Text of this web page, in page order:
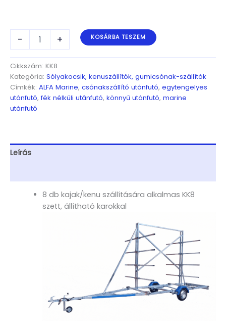
-
8-
as
szállító
szett
ALFA
karokkal
mennyiség
+ KOSÁRBA TESZEM
Cikkszám: KK8
Kategória: Sólyakocsik, kenuszállítók, gumicsónak-szállítók
Címkék: ALFA Marine, csónakszállító utánfutó, egytengelyes
utánfutó,fék nélküli utánfutó, könnyű utánfutó, marine
utánfutó
Leírás
8 db kajak/kenu szállítására alkalmas KK8
szett, állítható karokkal